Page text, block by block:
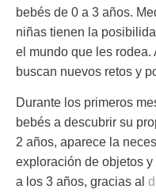
bebés de 0 a 3 años.
niñas tienen la
el mundo que les
buscan nuevos retos y
Durante los primeros
bebés a descubrir su
2 años, aparece la
exploración de objetos
a los 3 años, gracias al